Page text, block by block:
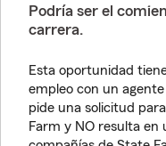
Podría ser el
carrera.
Esta oportunidad
empleo con un
pide una solicitud
Farm y NO resulta en